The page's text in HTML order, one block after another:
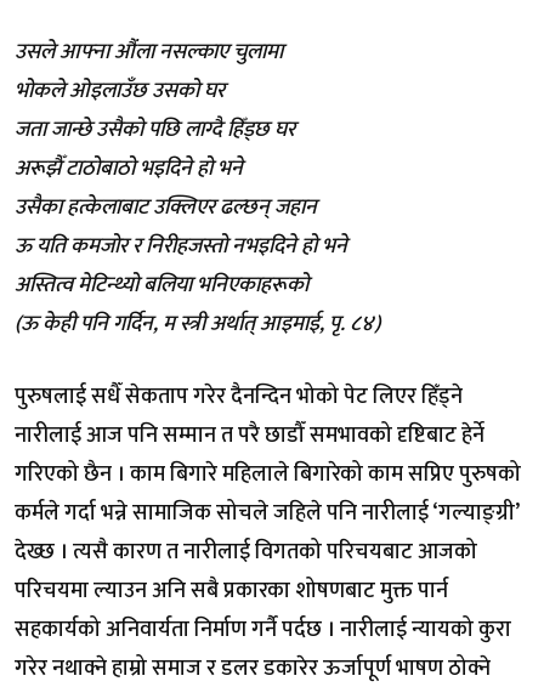
उसले आफ्ना औंला नसल्काए चुलामा
भोकले ओइलाउँछ उसको घर
जता जान्छे उसैको पछि लाग्दै हिँड्छ घर
अरूझैँ टाठोबाठो भइदिने हो भने
उसैका हत्केलाबाट उक्लिएर ढल्छन् जहान
ऊ यति कमजोर र निरीहजस्तो नभइदिने हो भने
अस्तित्व मेटिन्थ्यो बलिया भनिएकाहरूको
(ऊ केही पनि गर्दिन, म स्त्री अर्थात् आइमाई, पृ. ८४)
पुरुषलाई सधैँ सेकताप गरेर दैनन्दिन भोको पेट लिएर हिँड्ने
नारीलाई आज पनि सम्मान त परै छाडौँ समभावको दृष्टिबाट हेर्ने
गरिएको छैन । काम बिगारे महिलाले बिगारेको काम सप्रिए पुरुषको
कर्मले गर्दा भन्ने सामाजिक सोचले जहिले पनि नारीलाई ‘गल्याङ्ग्री’
देख्छ । त्यसै कारण त नारीलाई विगतको परिचयबाट आजको
परिचयमा ल्याउन अनि सबै प्रकारका शोषणबाट मुक्त पार्न
सहकार्यको अनिवार्यता निर्माण गर्नै पर्दछ । नारीलाई न्यायको कुरा
गरेर नथाक्ने हाम्रो समाज र डलर डकारेर ऊर्जापूर्ण भाषण ठोक्ने